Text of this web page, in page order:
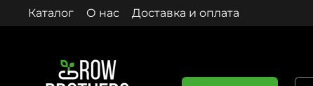
Каталог О нас Доставка и оплата